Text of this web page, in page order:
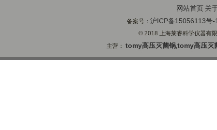
网站首页 关
备案号：沪ICP备15056113号-
© 2018 上海莱睿科学仪器有
主营：tomy高压灭菌锅,tomy高压灭